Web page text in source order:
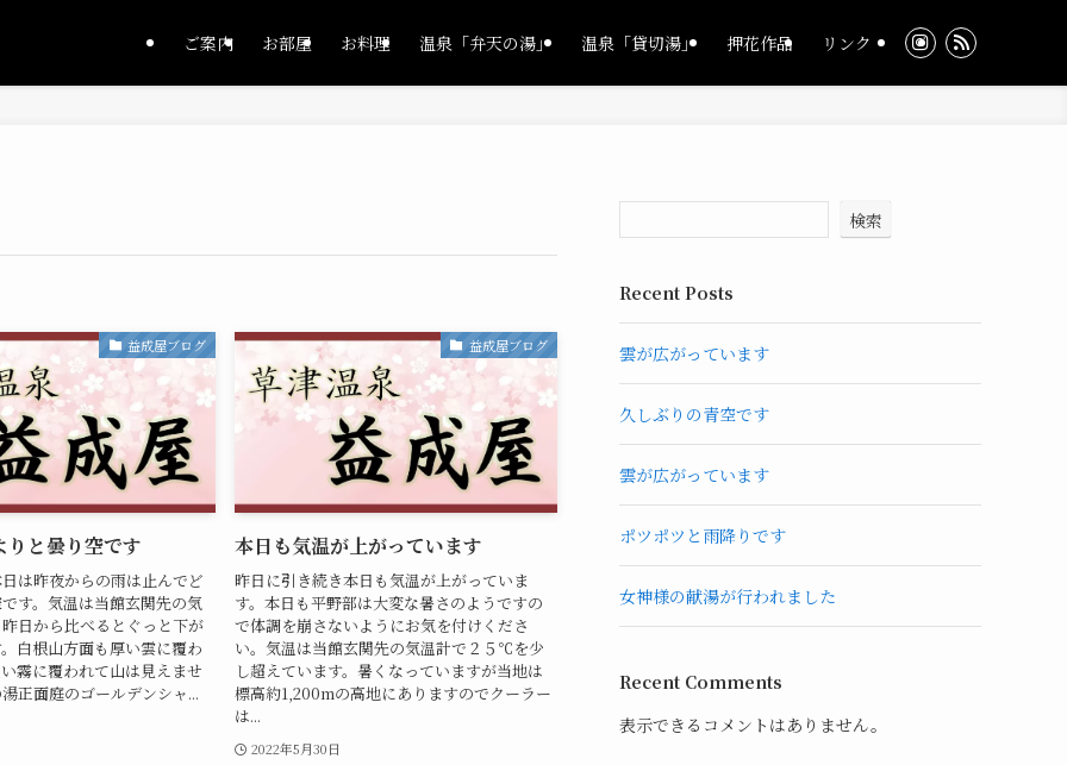
ご案内 お部屋 お料理 温泉「弁天の湯」 温泉「貸切湯」 押花作品 リンク
益成屋ブログ
りと曇り空です
は昨夜からの雨は止んでど
す。気温は当館玄関先の気
日から比べるとぐっと下が
白根山方面も厚い雲に覆わ
霧に覆われて山は見えませ
正面庭のゴールデンシャ...
益成屋ブログ
本日も気温が上がっています
昨日に引き続き本日も気温が上がっていま
す。本日も平野部は大変な暑さのようですの
で体調を崩さないようにお気を付けくださ
い。気温は当館玄関先の気温計で２５℃を少
し超えています。暑くなっていますが当地は
標高約1,200mの高地にありますのでクーラー
は...
2022年5月30日
検索
Recent Posts
雲が広がっています
久しぶりの青空です
雲が広がっています
ポツポツと雨降りです
女神様の献湯が行われました
Recent Comments
表示できるコメントはありません。